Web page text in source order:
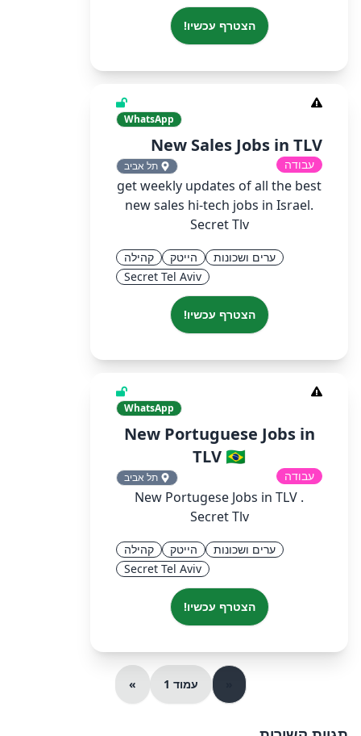
הצטרף עכשיו!
WhatsApp
New Sales Jobs in TLV
עבודה תל אביב
get weekly updates of all the best
new sales hi-tech jobs in Israel.
Secret Tlv
ערים ושכונות הייטק
קהילה
Secret Tel Aviv
הצטרף עכשיו!
WhatsApp
New Portuguese Jobs in
TLV 🇧🇷
עבודה תל אביב
New Portugese Jobs in TLV .
Secret Tlv
ערים ושכונות הייטק
קהילה
Secret Tel Aviv
הצטרף עכשיו!
עמוד 1 »